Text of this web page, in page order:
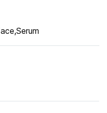
,Serum